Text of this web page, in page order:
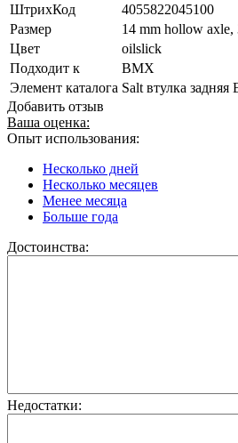
ШтрихКод
4055822045100
Размер
14 mm hollow axle,
Цвет
oilslick
Подходит к
BMX
Элемент каталога Salt втулка
Добавить отзыв
Ваша оценка:
Опыт использования:
Несколько дней
Несколько месяцев
Менее месяца
Больше года
Достоинства:
Недостатки: